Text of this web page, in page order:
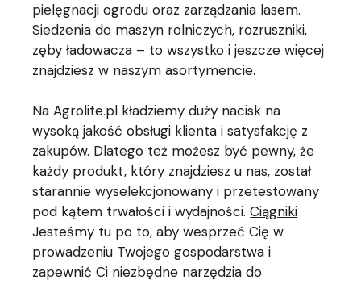
pielęgnacji ogrodu oraz zarządzania lasem.
Siedzenia do maszyn rolniczych, rozruszniki,
zęby ładowacza – to wszystko i jeszcze więcej
znajdziesz w naszym asortymencie.
Na Agrolite.pl kładziemy duży nacisk na
wysoką jakość obsługi klienta i satysfakcję z
zakupów. Dlatego też możesz być pewny, że
każdy produkt, który znajdziesz u nas, został
starannie wyselekcjonowany i przetestowany
pod kątem trwałości i wydajności.Ciągniki
Jesteśmy tu po to, aby wesprzeć Cię w
prowadzeniu Twojego gospodarstwa i
zapewnić Ci niezbędne narzędzia do